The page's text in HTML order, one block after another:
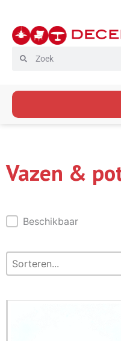
inhoud
Vazen &
Beschikbaar
Beschikbaar
Sorteren
Sort content
Sort content